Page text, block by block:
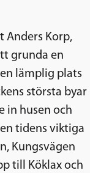
Anders Korp,
grunda en
lämplig plats
största byar
in husen och
tidens viktiga
Kungsvägen
till Köklax och